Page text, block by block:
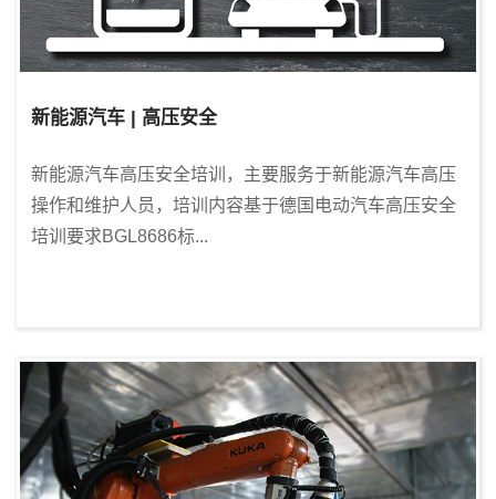
新能源汽车 | 高压安全
新能源汽车高压安全培训，主要服务于新能源汽车高压
操作和维护人员，培训内容基于德国电动汽车高压安全
培训要求BGL8686标...